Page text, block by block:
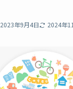
2023年9月4日 2024年